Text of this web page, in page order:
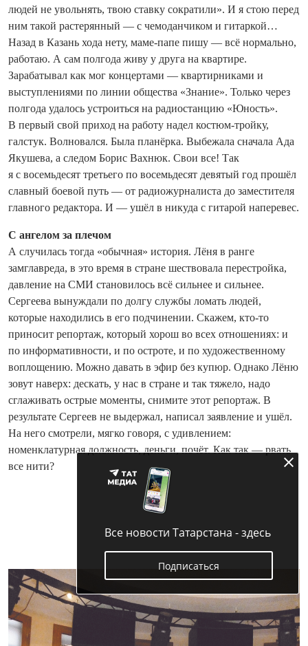
людей не увольнять, твою ставку сократили». И я стою перед
ним такой растерянный — с чемоданчиком и гитаркой…
Назад в Казань хода нету, маме-папе пишу — всё нормально,
работаю. А сам полгода живу у друга на квартире.
Зарабатывал как мог концертами — квартирниками и
выступлениями по линии общества «Знание». Только через
полгода удалось устроиться на радиостанцию «Юность».
В первый свой приход на работу надел костюм‑тройку,
галстук. Волновался. Была планёрка. Выбежала сначала Ада
Якушева, а следом Борис Вахнюк. Свои все! Так
я с восемьдесят третьего по восемьдесят девятый год прошёл
славный боевой путь — от радиожурналиста до заместителя
главного редактора. И — ушёл в никуда с гитарой наперевес.
С ангелом за плечом
А случилась тогда «обычная» история. Лёня в ранге
замглавреда, в это время в стране шествовала перестройка,
давление на СМИ становилось всё сильнее и сильнее.
Сергеева вынуждали по долгу службы ломать людей,
которые находились в его подчинении. Скажем, кто-то
приносит репортаж, который хорош во всех отношениях: и
по информативности, и по остроте, и по художественному
воплощению. Можно давать в эфир без купюр. Однако Лёню
зовут наверх: дескать, у нас в стране и так тяжело, надо
сглаживать острые моменты, снимите этот репортаж. В
результате Сергеев не выдержал, написал заявление и ушёл.
На него смотрели, мягко говоря, с удивлением:
номенклатурная должность, деньги, почёт. Как так — рвать
все нити?
Все новости Татарстана - здесь
Подписаться